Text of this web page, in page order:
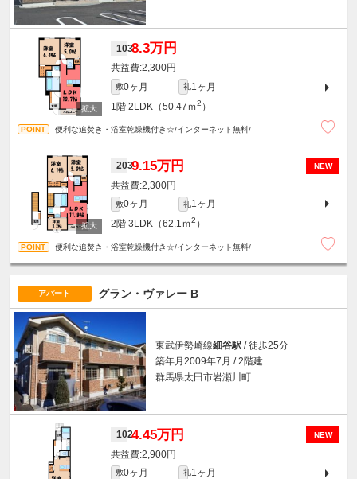
1038.3万円
2,300円
敷0ヶ月 礼1ヶ月
1階 2LDK（50.47ｍ2 ）
便利な追焚き・浴室乾燥機付き☆/インターネット無料/
NEW
2039.15万円
2,300円
敷0ヶ月 礼1ヶ月
2階 3LDK（62.1ｍ2 ）
便利な追焚き・浴室乾燥機付き☆/インターネット無料/
アパート グラン・ヴァレー B
東武伊勢崎線細谷駅 / 徒歩25分
築年月2009年7月 / 2階建
群馬県太田市岩瀬川町
NEW
1024.45万円
2,900円
敷0ヶ月 礼1ヶ月